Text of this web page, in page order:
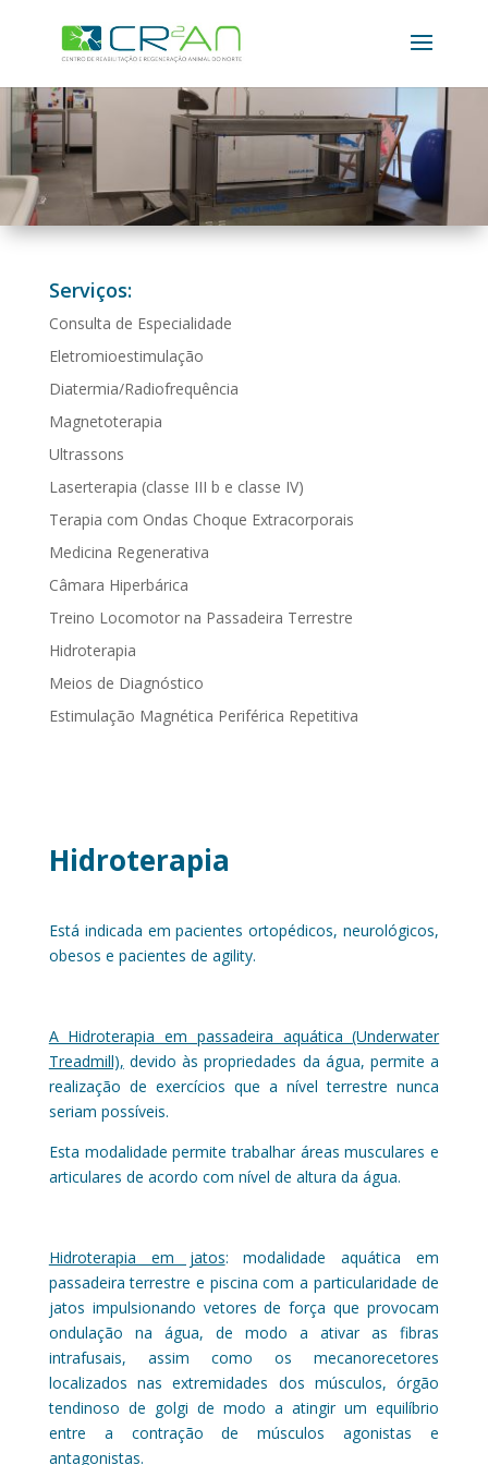
Serviços:
Consulta de Especialidade
Eletromioestimulação
Diatermia/Radiofrequência
Magnetoterapia
Ultrassons
Laserterapia (classe III b e classe IV)
Terapia com Ondas Choque Extracorporais
Medicina Regenerativa
Câmara Hiperbárica
Treino Locomotor na Passadeira Terrestre
Hidroterapia
Meios de Diagnóstico
Estimulação Magnética Periférica Repetitiva
Hidroterapia
Está indicada em pacientes ortopédicos, neurológicos,
obesos e pacientes de agility.
A Hidroterapia em passadeira aquática (Underwater
Treadmill), devido às propriedades da água, permite a
realização de exercícios que a nível terrestre nunca
seriam possíveis.
Esta modalidade permite trabalhar áreas musculares e
articulares de acordo com nível de altura da água.
Hidroterapia em jatos: modalidade aquática em
passadeira terrestre e piscina com a particularidade de
jatos impulsionando vetores de força que provocam
ondulação na água, de modo a ativar as fibras
intrafusais, assim como os mecanorecetores
localizados nas extremidades dos músculos, órgão
tendinoso de golgi de modo a atingir um equilíbrio
entre a contração de músculos agonistas e
antagonistas.